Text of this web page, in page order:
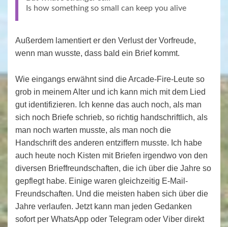
Is how something so small can keep you alive
Außerdem lamentiert er den Verlust der Vorfreude,
wenn man wusste, dass bald ein Brief kommt.
Wie eingangs erwähnt sind die Arcade-Fire-Leute so
grob in meinem Alter und ich kann mich mit dem Lied
gut identifizieren. Ich kenne das auch noch, als man
sich noch Briefe schrieb, so richtig handschriftlich, als
man noch warten musste, als man noch die
Handschrift des anderen entziffern musste. Ich habe
auch heute noch Kisten mit Briefen irgendwo von den
diversen Brieffreundschaften, die ich über die Jahre so
gepflegt habe. Einige waren gleichzeitig E-Mail-
Freundschaften. Und die meisten haben sich über die
Jahre verlaufen. Jetzt kann man jeden Gedanken
sofort per WhatsApp oder Telegram oder Viber direkt